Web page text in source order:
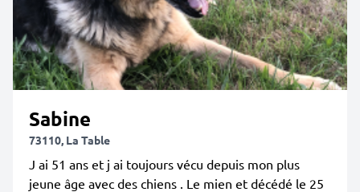
Sabine
73110, La Table
J ai 51 ans et j ai toujours vécu depuis mon plus
jeune âge avec des chiens . Le mien et décédé le 25